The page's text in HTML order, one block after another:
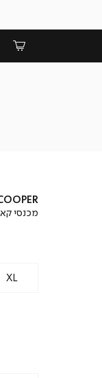
מכנסי
XL